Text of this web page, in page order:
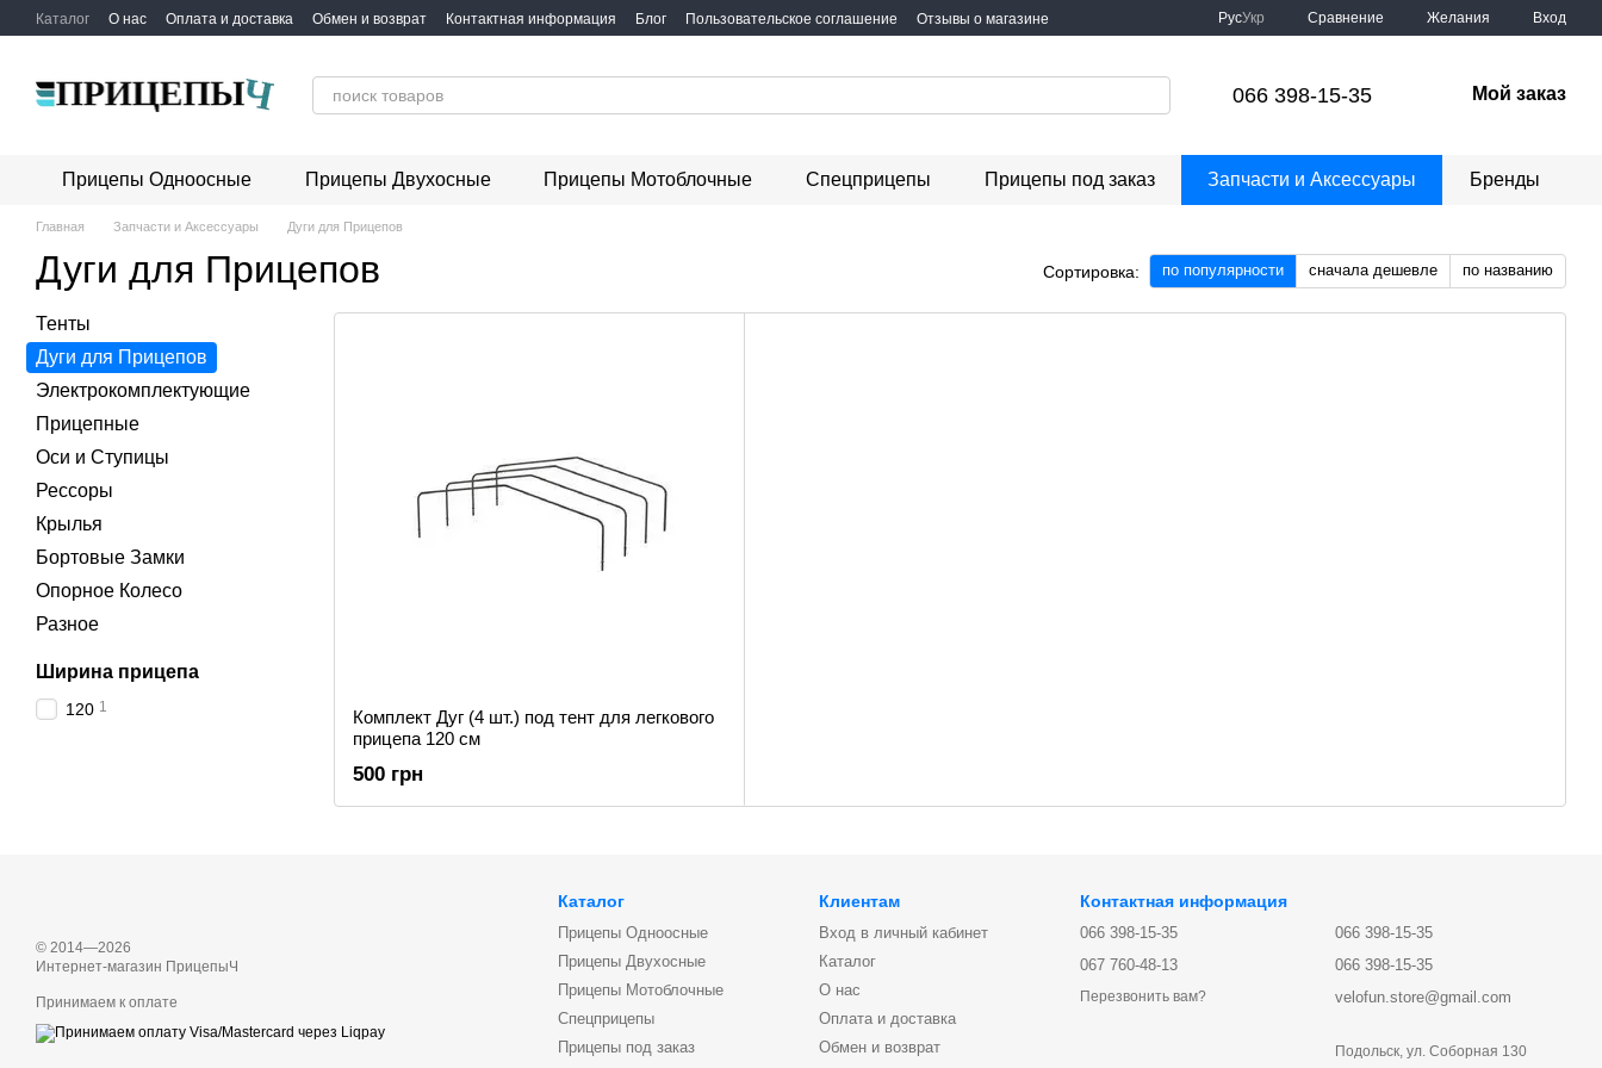
Перейти к основному контенту
Каталог О нас Оплата и доставка Обмен и возврат Контактная информация Блог Пользовательское соглашение Отзывы о магазине РусУкр Сравнение Желания Вход
066 398-15-35 Мой заказ
Прицепы Одноосные Прицепы Двухосные Прицепы Мотоблочные Спецприцепы Прицепы под заказ Запчасти и Аксессуары Бренды
Главная Запчасти и Аксессуары Дуги для Прицепов
Дуги для Прицепов Сортировка: по популярности сначала дешевле по названию
Комплект Дуг (4 шт.) под тент для легкового
прицепа 120 см
500 грн
Тенты
Дуги для Прицепов
Электрокомплектующие
Прицепные
Оси и Ступицы
Рессоры
Крылья
Бортовые Замки
Опорное Колесо
Разное
Ширина прицепа
120 1
© 2014—2026
Интернет-магазин ПрицепыЧ
Принимаем к оплате
Каталог
Прицепы Одноосные
Прицепы Двухосные
Прицепы Мотоблочные
Спецприцепы
Прицепы под заказ
Клиентам
Вход в личный кабинет
Каталог
О нас
Оплата и доставка
Обмен и возврат
Контактная информация
066 398-15-35
067 760-48-13
Перезвонить вам?
066 398-15-35
066 398-15-35
velofun.store@gmail.com
Подольск, ул. Соборная 130